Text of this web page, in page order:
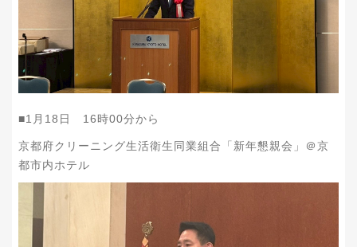
■1月18日 16時00分から
京都府クリーニング生活衛生同業組合「新年懇親会」＠京
都市内ホテル